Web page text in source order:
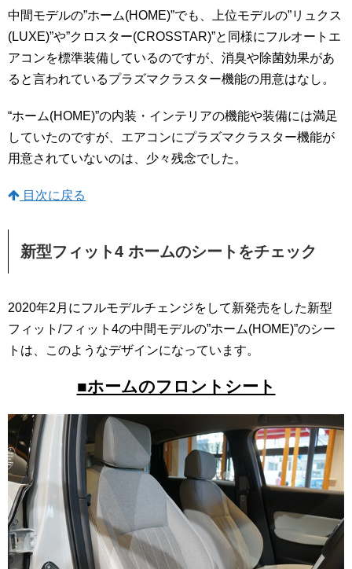
中間モデルの”ホーム(HOME)”でも、上位モデルの”リュクス
(LUXE)”や”クロスター(CROSSTAR)”と同様にフルオートエ
アコンを標準装備しているのですが、消臭や除菌効果があ
ると言われているプラズマクラスター機能の用意はなし。
“ホーム(HOME)”の内装・インテリアの機能や装備には満足
していたのですが、エアコンにプラズマクラスター機能が
用意されていないのは、少々残念でした。
目次に戻る
新型フィット4 ホームのシートをチェック
2020年2月にフルモデルチェンジをして新発売をした新型
フィット/フィット4の中間モデルの”ホーム(HOME)”のシー
トは、このようなデザインになっています。
■ホームのフロントシート